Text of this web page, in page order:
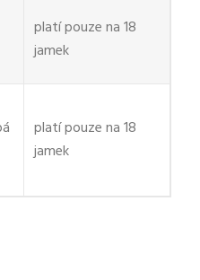
platí pouze na 18
jamek
platí pouze na 18
jamek